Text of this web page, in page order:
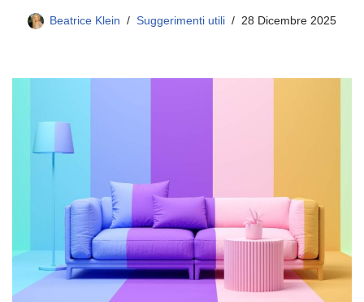
Beatrice Klein Suggerimenti utili 28 Dicembre 2025